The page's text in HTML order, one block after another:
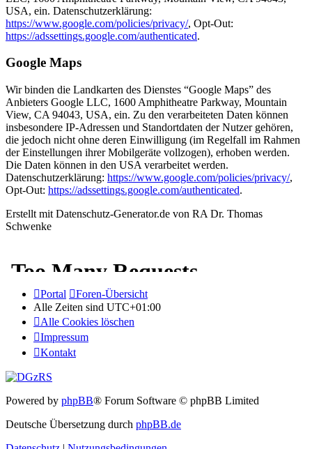
USA, ein. Datenschutzerklärung:
https://www.google.com/policies/privacy/, Opt-Out:
https://adssettings.google.com/authenticated.
Google Maps
Wir binden die Landkarten des Dienstes “Google Maps” des
Anbieters Google LLC, 1600 Amphitheatre Parkway, Mountain
View, CA 94043, USA, ein. Zu den verarbeiteten Daten können
insbesondere IP-Adressen und Standortdaten der Nutzer gehören,
die jedoch nicht ohne deren Einwilligung (im Regelfall im Rahmen
der Einstellungen ihrer Mobilgeräte vollzogen), erhoben werden.
Die Daten können in den USA verarbeitet werden.
Datenschutzerklärung: https://www.google.com/policies/privacy/,
Opt-Out: https://adssettings.google.com/authenticated.
Erstellt mit Datenschutz-Generator.de von RA Dr. Thomas
Schwenke
Portal
Foren-Übersicht
Alle Zeiten sind UTC+01:00
Alle Cookies löschen
Impressum
Kontakt
Powered by phpBB® Forum Software © phpBB Limited
Deutsche Übersetzung durch phpBB.de